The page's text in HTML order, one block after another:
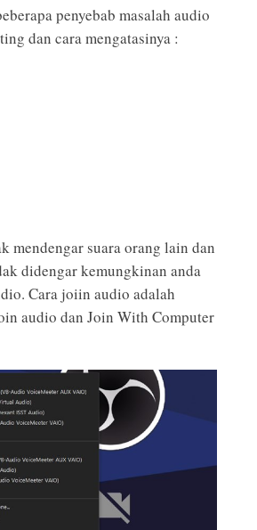
penyebab masalah audio
dan cara mengatasinya :
mendengar suara orang lain dan
didengar kemungkinan anda
Cara joiin audio adalah
audio dan Join With Computer